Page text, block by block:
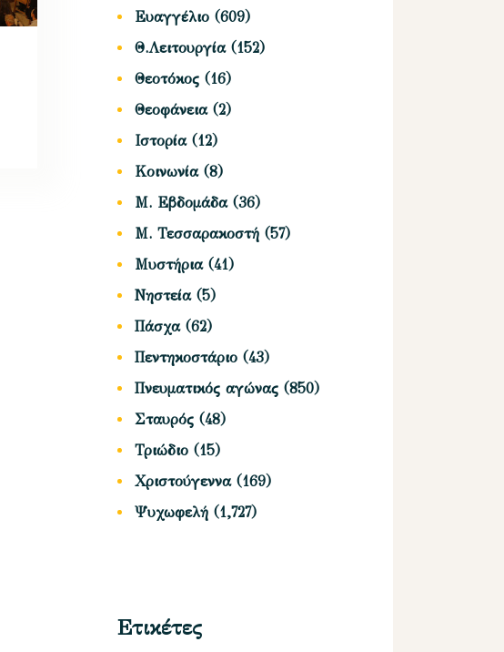
Ευαγγέλιο (609)
Θ.Λειτουργία(152)
Θεοτόκος (16)
Θεοφάνεια(2)
Ιστορία(12)
Κοινωνία(8)
Μ. Εβδομάδα(36)
Μ. Τεσσαρακοστή (57)
Μυστήρια(41)
Νηστεία(5)
Πάσχα(62)
Πεντηκοστάριο (43)
Πνευματικός αγώνας (850)
Σταυρός (48)
Τριώδιο (15)
Χριστούγεννα(169)
Ψυχωφελή (1,727)
Ετικέτες